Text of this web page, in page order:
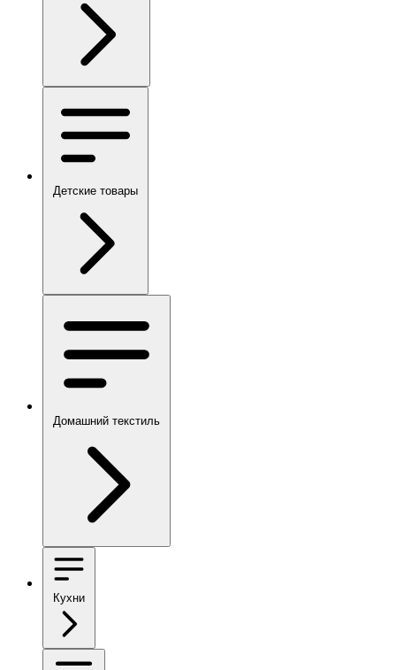
Детские товары
Домашний текстиль
Кухни